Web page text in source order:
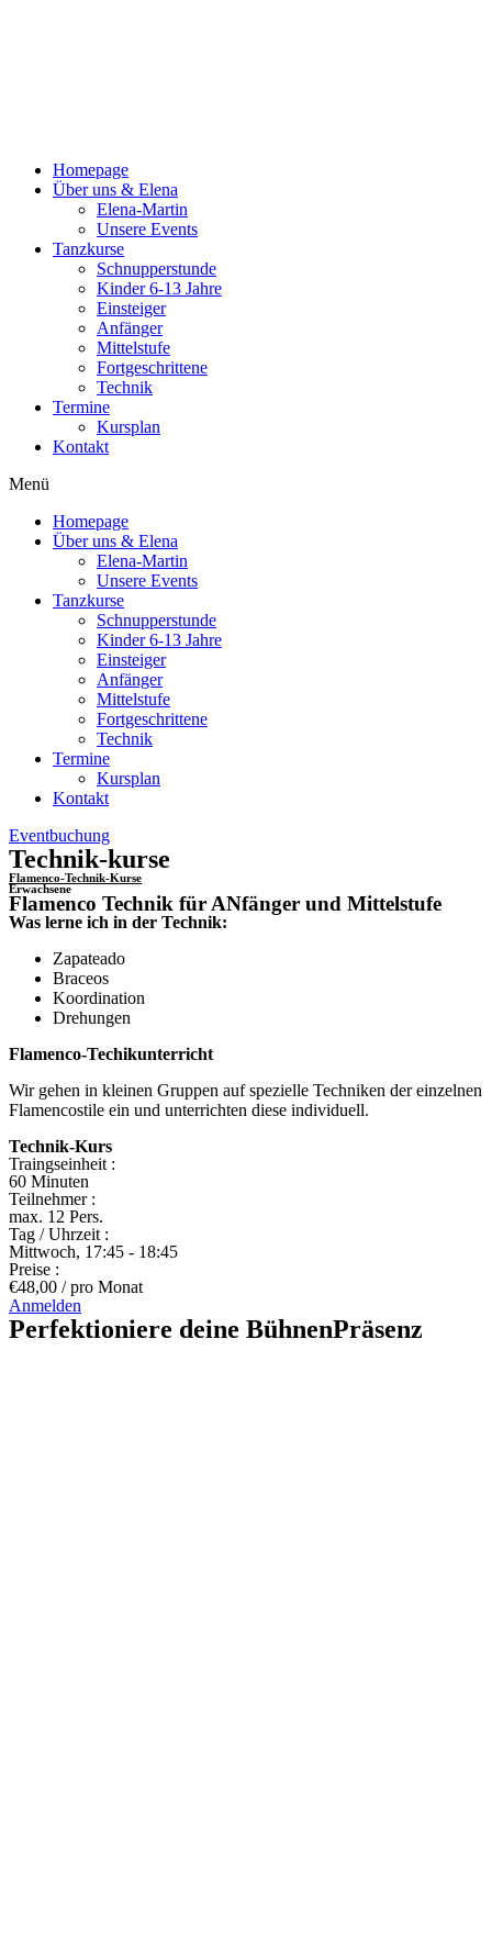
Homepage
Über uns & Elena
Elena-Martin
Unsere Events
Tanzkurse
Schnupperstunde
Kinder 6-13 Jahre
Einsteiger
Anfänger
Mittelstufe
Fortgeschrittene
Technik
Termine
Kursplan
Kontakt
Menü
Homepage
Über uns & Elena
Elena-Martin
Unsere Events
Tanzkurse
Schnupperstunde
Kinder 6-13 Jahre
Einsteiger
Anfänger
Mittelstufe
Fortgeschrittene
Technik
Termine
Kursplan
Kontakt
Eventbuchung
Technik-kurse
Flamenco-Technik-Kurse
Erwachsene
Flamenco Technik für ANfänger und Mittelstufe
Was lerne ich in der Technik:
Zapateado
Braceos
Koordination
Drehungen
Flamenco-Techikunterricht
Wir gehen in kleinen Gruppen auf spezielle Techniken der einzelnen
Flamencostile ein und unterrichten diese individuell.
Technik-Kurs
Traingseinheit :
60 Minuten
Teilnehmer :
max. 12 Pers.
Tag / Uhrzeit :
Mittwoch, 17:45 - 18:45
Preise :
€48,00 / pro Monat
Anmelden
Perfektioniere deine BühnenPräsenz